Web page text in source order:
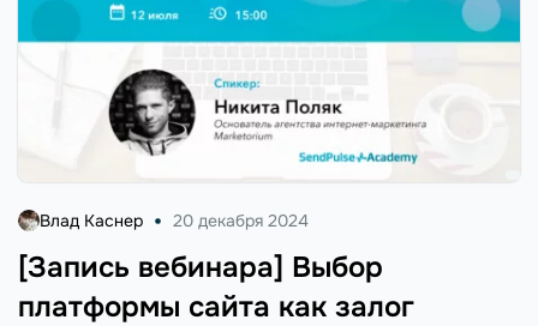
[Запись вебинара] Выбор
платформы сайта как залог
Влад Каснер 20 декабря 2024